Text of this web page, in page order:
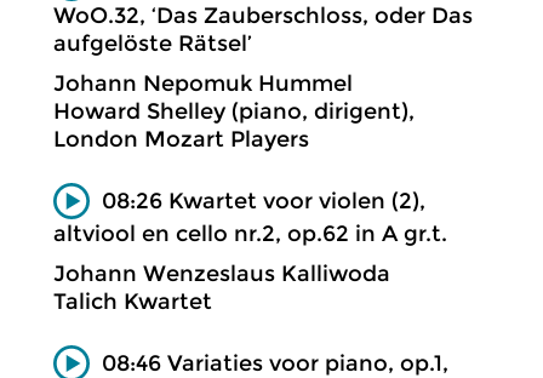
WoO.32, ‘Das Zauberschloss, oder Das
aufgelöste Rätsel’
Johann Nepomuk Hummel
Howard Shelley (piano, dirigent),
London Mozart Players
08:26 Kwartet voor violen (2),
altviool en cello nr.2, op.62 in A gr.t.
Johann Wenzeslaus Kalliwoda
Talich Kwartet
08:46 Variaties voor piano, op.1,